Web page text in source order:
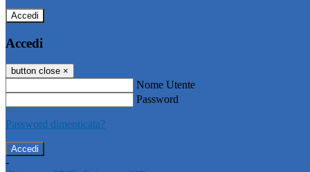
Accedi
Accedi
button close ×
Nome Utente
Password
Password dimenticata?
-